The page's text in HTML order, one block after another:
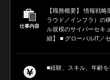
仕事内容
【職務概要】 情報戦
ラウド／インフラ）の
ル規模のサイバーセキ
細】 ■ グローバルIT／
■経験、スキル、年齢